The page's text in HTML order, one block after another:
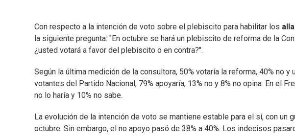
Con respecto a la intención de voto sobre el plebiscito para habilitar los
la siguiente pregunta: "En octubre se hará un plebiscito de reforma de la
¿usted votará a favor del plebiscito o en contra?".
Según la última medición de la consultora, 50% votaría la reforma, 40% no y
votantes del Partido Nacional, 79% apoyaría, 13% no y 8% no opina. En el
no lo haría y 10% no sabe.
La evolución de la intención de voto se mantiene estable para el sí, con un
octubre. Sin embargo, el no apoyo pasó de 38% a 40%. Los indecisos